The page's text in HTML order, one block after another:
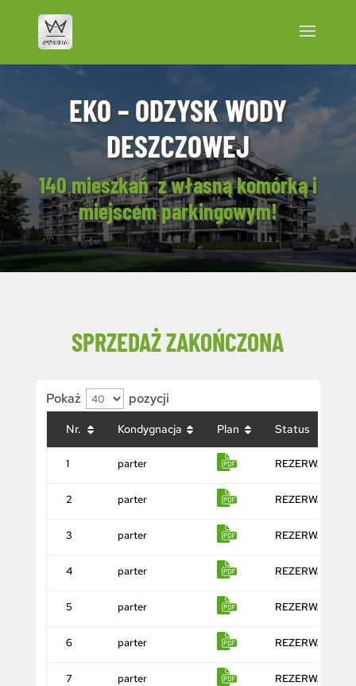
EKO – ODZYSK WODY
DESZCZOWEJ
140 mieszkań z własną komórką i
miejscem parkingowym!
SPRZEDAŻ ZAKOŃCZONA
Pokaż pozycji
Nr. Kondygnacja Plan Status
1 parter REZERWACJA
2 parter REZERWACJA
3 parter REZERWACJA
4 parter REZERWACJA
5 parter REZERWACJA
6 parter REZERWACJA
7 parter REZERWACJA